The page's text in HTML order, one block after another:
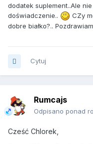
dodatek suplement..Ale
doświadczenie..
CZy
dobre białko?.. Pozdrawiam
Cytuj
Rumcajs
Odpisano ponad
Cześć Chlorek,